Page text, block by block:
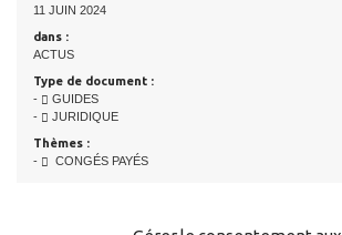
11 JUIN 2024
dans :
ACTUS
Type de document :
-
GUIDES
-
JURIDIQUE
Thèmes :
-
CONGÉS PAYÉS